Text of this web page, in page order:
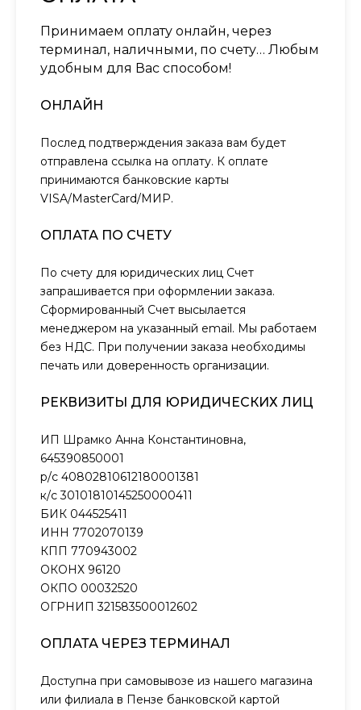
Принимаем оплату онлайн, через
терминал, наличными, по счету… Любым
удобным для Вас способом!
ОНЛАЙН
Послед подтверждения заказа вам будет
отправлена ссылка на оплату. К оплате
принимаются банковские карты
VISA/MasterCard/МИР.
ОПЛАТА ПО СЧЕТУ
По счету для юридических лиц Счет
запрашивается при оформлении заказа.
Сформированный Счет высылается
менеджером на указанный email. Мы работаем
без НДС. При получении заказа необходимы
печать или доверенность организации.
РЕКВИЗИТЫ ДЛЯ ЮРИДИЧЕСКИХ ЛИЦ
ИП Шрамко Анна Константиновна,
645390850001
р/с 40802810612180001381
к/с 30101810145250000411
БИК 044525411
ИНН 7702070139
КПП 770943002
ОКОНХ 96120
ОКПО 00032520
ОГРНИП 321583500012602
ОПЛАТА ЧЕРЕЗ ТЕРМИНАЛ
Доступна при самовывозе из нашего магазина
или филиала в Пензе банковской картой